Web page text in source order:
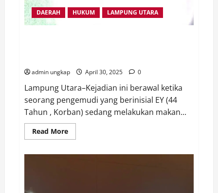
DAERAH HUKUM LAMPUNG UTARA
admin ungkap April 30, 2025 0
Lampung Utara–Kejadian ini berawal ketika
seorang pengemudi yang berinisial EY (44
Tahun , Korban) sedang melakukan makan...
Read MoreRead
more